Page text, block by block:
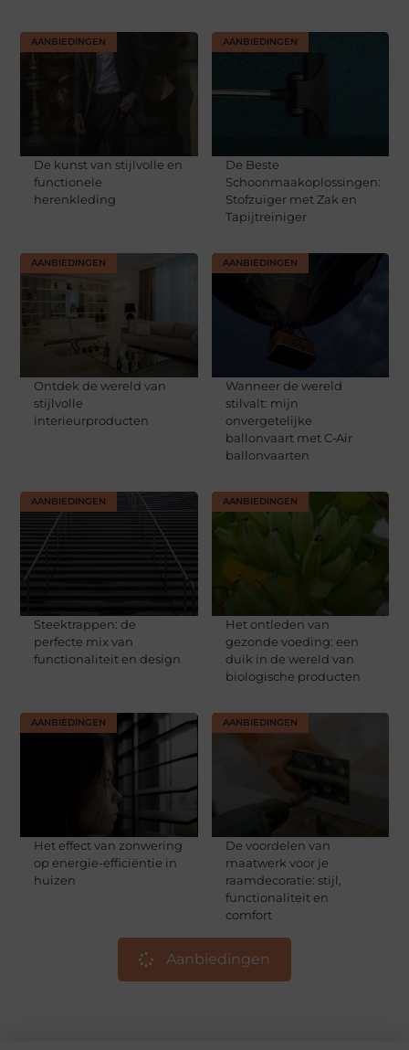
AANBIEDINGEN
De kunst van stijlvolle en
functionele
herenkleding
AANBIEDINGEN
De Beste
Schoonmaakoplossingen:
Stofzuiger met Zak en
Tapijtreiniger
AANBIEDINGEN
Ontdek de wereld van
stijlvolle
interieurproducten
AANBIEDINGEN
Wanneer de wereld
stilvalt: mijn
onvergetelijke
ballonvaart met C‑Air
ballonvaarten
AANBIEDINGEN
Steektrappen: de
perfecte mix van
functionaliteit en design
AANBIEDINGEN
Het ontleden van
gezonde voeding: een
duik in de wereld van
biologische producten
AANBIEDINGEN
Het effect van zonwering
op energie-efficiëntie in
huizen
AANBIEDINGEN
De voordelen van
maatwerk voor je
raamdecoratie: stijl,
functionaliteit en
comfort
Aanbiedingen